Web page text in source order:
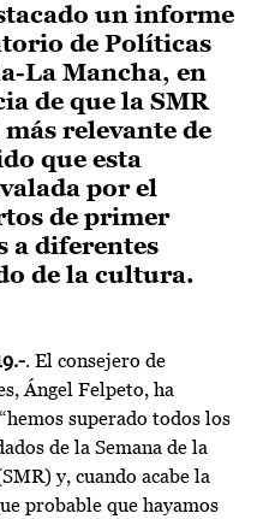
un informe
de Políticas
La Mancha, en
de que la SMR
relevante de
que esta
por el
de primer
a diferentes
de la cultura.
. El consejero de
Ángel Felpeto, ha
superado todos los
de la Semana de la
y, cuando acabe la
probable que hayamos